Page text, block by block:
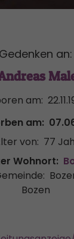
an:
am:
am:
von: 77
Wohnort:
Bozen